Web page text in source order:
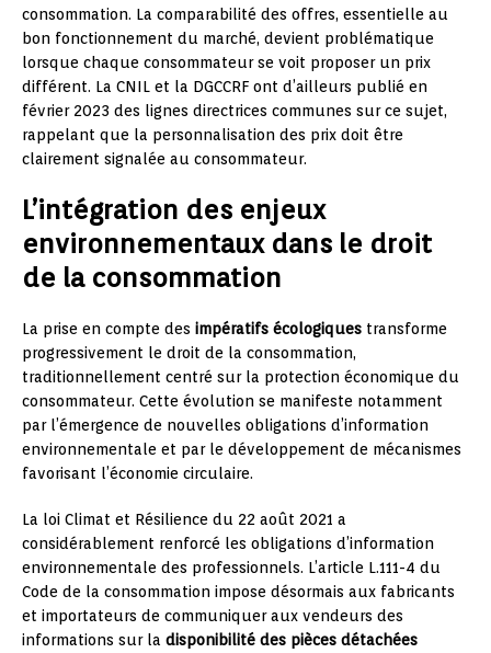
consommation. La comparabilité des offres, essentielle au
bon fonctionnement du marché, devient problématique
lorsque chaque consommateur se voit proposer un prix
différent. La CNIL et la DGCCRF ont d’ailleurs publié en
février 2023 des lignes directrices communes sur ce sujet,
rappelant que la personnalisation des prix doit être
clairement signalée au consommateur.
L’intégration des enjeux
environnementaux dans le droit
de la consommation
La prise en compte des impératifs écologiques transforme
progressivement le droit de la consommation,
traditionnellement centré sur la protection économique du
consommateur. Cette évolution se manifeste notamment
par l’émergence de nouvelles obligations d’information
environnementale et par le développement de mécanismes
favorisant l’économie circulaire.
La loi Climat et Résilience du 22 août 2021 a
considérablement renforcé les obligations d’information
environnementale des professionnels. L’article L.111-4 du
Code de la consommation impose désormais aux fabricants
et importateurs de communiquer aux vendeurs des
informations sur la disponibilité des pièces détachées